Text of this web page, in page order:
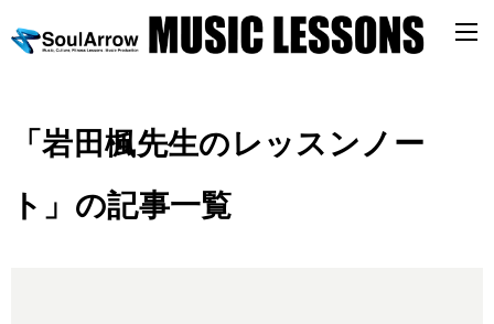
「岩田楓先生のレッスンノー
ト」の記事一覧